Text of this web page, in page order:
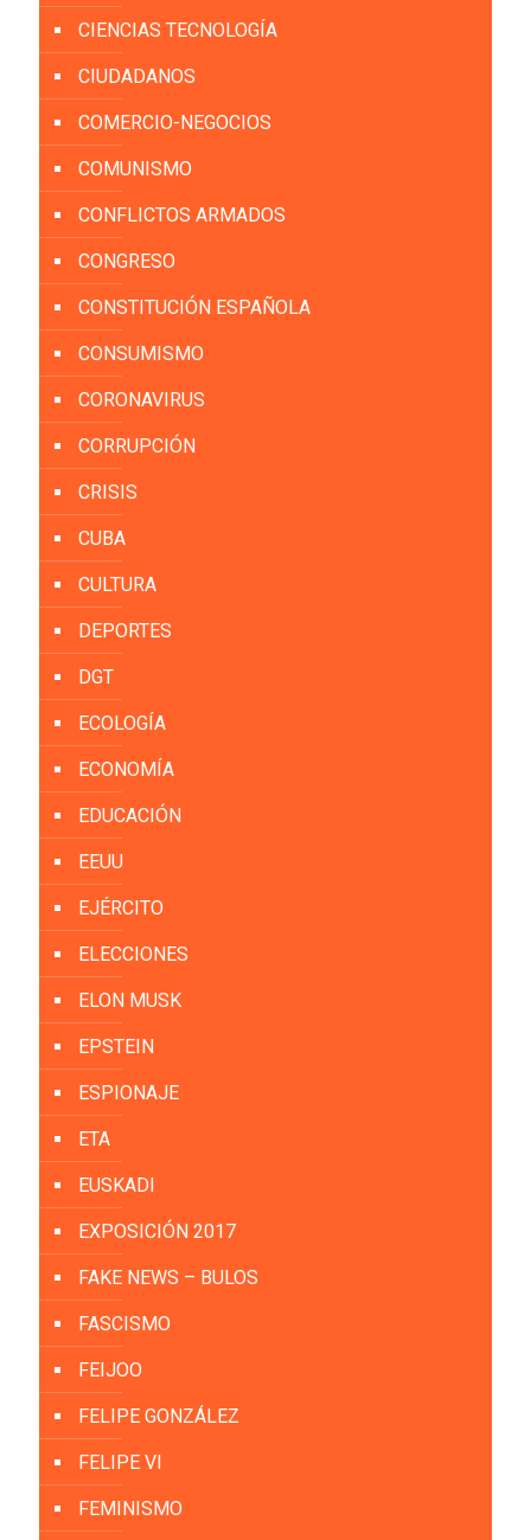
CIENCIAS TECNOLOGÍA
CIUDADANOS
COMERCIO-NEGOCIOS
COMUNISMO
CONFLICTOS ARMADOS
CONGRESO
CONSTITUCIÓN ESPAÑOLA
CONSUMISMO
CORONAVIRUS
CORRUPCIÓN
CRISIS
CUBA
CULTURA
DEPORTES
DGT
ECOLOGÍA
ECONOMÍA
EDUCACIÓN
EEUU
EJÉRCITO
ELECCIONES
ELON MUSK
EPSTEIN
ESPIONAJE
ETA
EUSKADI
EXPOSICIÓN 2017
FAKE NEWS – BULOS
FASCISMO
FEIJOO
FELIPE GONZÁLEZ
FELIPE VI
FEMINISMO